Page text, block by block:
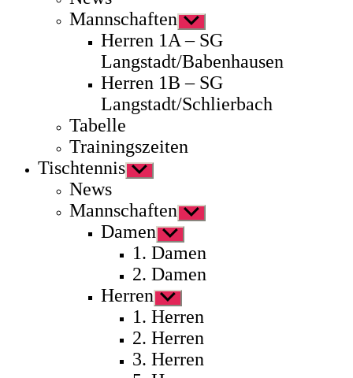
Mannschaften Untermenü
anzeigen
Herren 1A – SG
Langstadt/Babenhausen
Herren 1B – SG
Langstadt/Schlierbach
Tabelle
Trainingszeiten
Tischtennis Untermenü
anzeigen
News
Mannschaften Untermenü
anzeigen
Damen Untermenü
anzeigen
1. Damen
2. Damen
Herren Untermenü
anzeigen
1. Herren
2. Herren
3. Herren